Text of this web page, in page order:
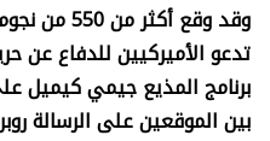
وقد وقع
تدعو الأميركيين للدفاع عن
برنامج المذيع جيمي كيميل
بين الموقعين على الرسالة